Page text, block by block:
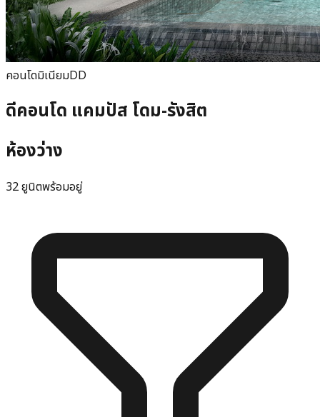
คอนโดมิเนียมDD
ดีคอนโด แคมปัส โดม-รังสิต
ห้องว่าง
32 ยูนิตพร้อมอยู่